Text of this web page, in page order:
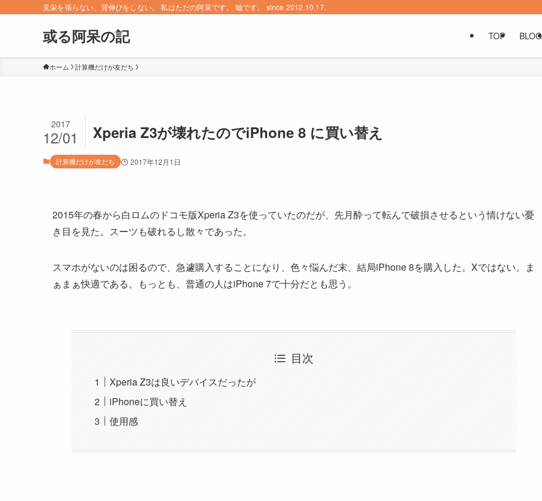
見栄を張らない、背伸びをしない。 私はただの阿呆です。 嘘です。 since 2012.10.17.
或る阿呆の記 TOP BLOG
ホーム 計算機だけが友だち
Xperia Z3が壊れたのでiPhone 8 に買い替え
2017
12/01
計算機だけが友だち 2017年12月1日
2015年の春から白ロムのドコモ版Xperia Z3を使っていたのだが、先月酔って転んで破損させるという情けない憂
き目を見た。スーツも破れるし散々であった。
スマホがないのは困るので、急遽購入することになり、色々悩んだ末、結局iPhone 8を購入した。Xではない。ま
ぁまぁ快適である。もっとも、普通の人はiPhone 7で十分だとも思う。
目次
Xperia Z3は良いデバイスだったが
iPhoneに買い替え
使用感